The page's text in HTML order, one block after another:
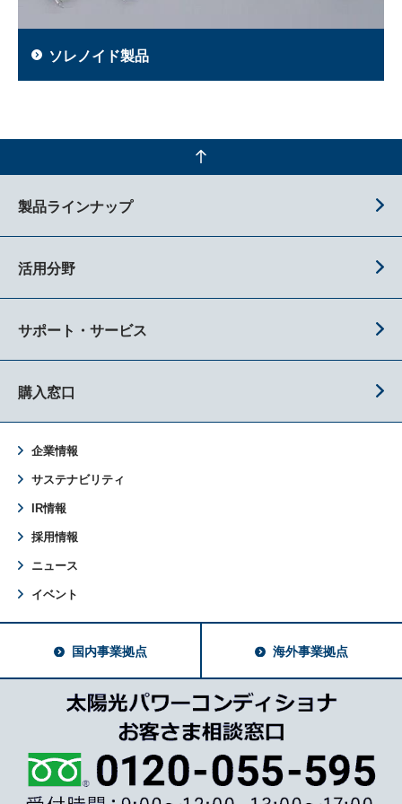
ソレノイド製品
製品ラインナップ
活用分野
サポート・サービス
購入窓口
企業情報
サステナビリティ
IR情報
採用情報
ニュース
イベント
国内事業拠点 海外事業拠点